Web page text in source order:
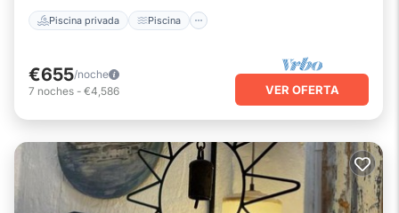
Piscina privada Piscina
€655/noche
7 noches - €4,586 VER OFERTA